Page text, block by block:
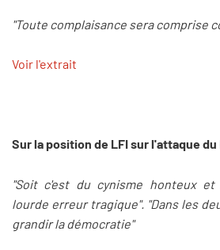
"Toute complaisance sera comprise
Voir l'extrait
Sur la position de LFI sur l'attaque du
"Soit c'est du cynisme honteux
lourde erreur tragique". "Dans les
grandir la démocratie"